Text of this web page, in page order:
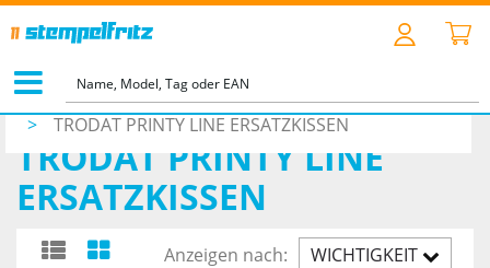
>
ERSATZKISSEN
>
TRODAT PRINTY LINE ERSATZKISSEN
TRODAT PRINTY LINE
ERSATZKISSEN
WICHTIGKEIT
Anzeigen nach: